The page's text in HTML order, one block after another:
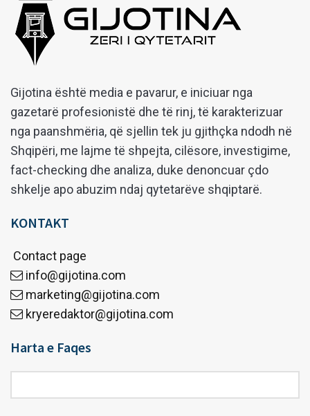
Gijotina është media e pavarur, e iniciuar nga
gazetarë profesionistë dhe të rinj, të karakterizuar
nga paanshmëria, që sjellin tek ju gjithçka ndodh në
Shqipëri, me lajme të shpejta, cilësore, investigime,
fact-checking dhe analiza, duke denoncuar çdo
shkelje apo abuzim ndaj qytetarëve shqiptarë.
KONTAKT
Contact page
info@gijotina.com
marketing@gijotina.com
kryeredaktor@gijotina.com
Harta e Faqes
e